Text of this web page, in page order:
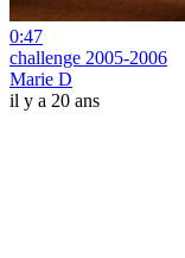
0:47
challenge 2005-2006
Marie D
il y a 20 ans